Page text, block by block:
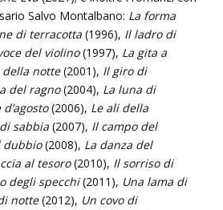
Salvo Montalbano: La forma
di terracotta (1996), Il ladro di
del violino(1997), La gita a
della notte(2001), Il giro di
del ragno(2004), La luna di
(2006), Le ali della
sabbia (2007), Il campo del
dubbio(2008), La danza del
al tesoro(2010), Il sorriso di
degli specchi(2011), Una lama di
notte(2012), Un covo di